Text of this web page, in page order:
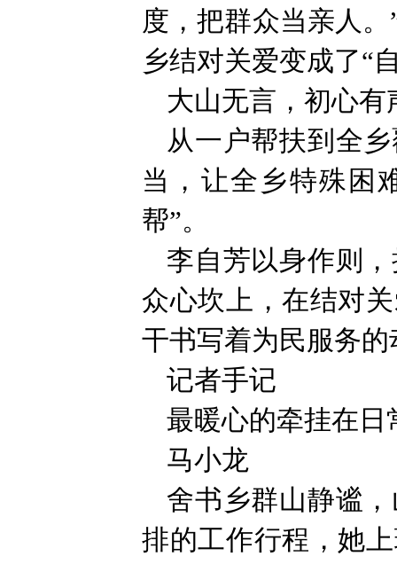
度，把群众当亲人
乡结对关爱变成了“
大山无言，初心
从一户帮扶到全
当，让全乡特殊困
帮”。
李自芳以身作则
众心坎上，在结对
干书写着为民服务
记者手记
最暖心的牵挂在日
马小龙
舍书乡群山静谧
排的工作行程，她